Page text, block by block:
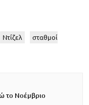
Ντίζελ σταθμοί
το Νοέμβριο